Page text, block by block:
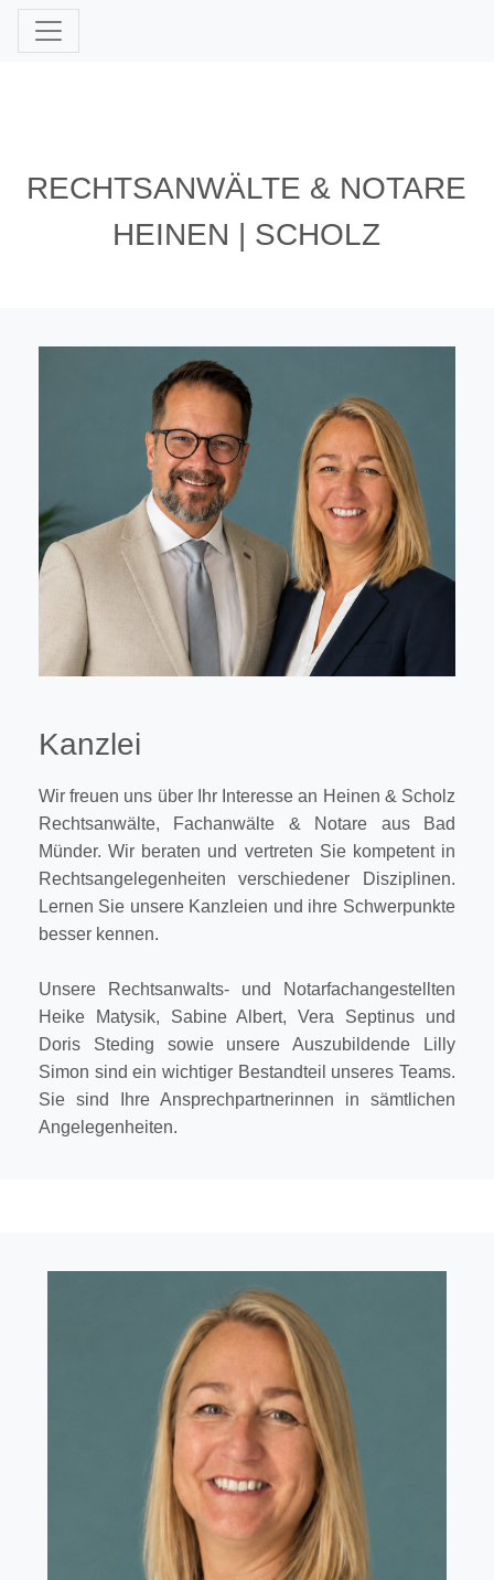
RECHTSANWÄLTE & NOTARE
HEINEN | SCHOLZ
Kanzlei
Wir freuen uns über Ihr Interesse an Heinen & Scholz
Rechtsanwälte, Fachanwälte & Notare aus Bad
Münder. Wir beraten und vertreten Sie kompetent in
Rechtsangelegenheiten verschiedener Disziplinen.
Lernen Sie unsere Kanzleien und ihre Schwerpunkte
besser kennen.
Unsere Rechtsanwalts- und Notarfachangestellten
Heike Matysik, Sabine Albert, Vera Septinus und
Doris Steding sowie unsere Auszubildende Lilly
Simon sind ein wichtiger Bestandteil unseres Teams.
Sie sind Ihre Ansprechpartnerinnen in sämtlichen
Angelegenheiten.